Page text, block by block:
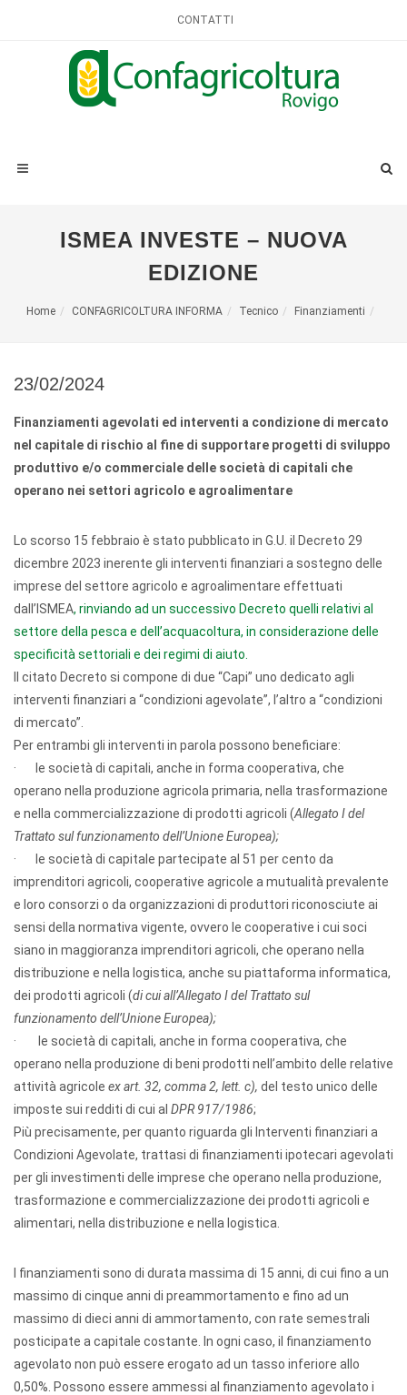
CONTATTI
ISMEA INVESTE – NUOVA
EDIZIONE
Home CONFAGRICOLTURA INFORMA Tecnico Finanziamenti
23/02/2024
Finanziamenti agevolati ed interventi a condizione di mercato
nel capitale di rischio al fine di supportare progetti di sviluppo
produttivo e/o commerciale delle società di capitali che
operano nei settori agricolo e agroalimentare
Lo scorso 15 febbraio è stato pubblicato in G.U. il Decreto 29
dicembre 2023 inerente gli interventi finanziari a sostegno delle
imprese del settore agricolo e agroalimentare effettuati
dall’ISMEA, rinviando ad un successivo Decreto quelli relativi al
settore della pesca e dell’acquacoltura, in considerazione delle
specificità settoriali e dei regimi di aiuto.
Il citato Decreto si compone di due “Capi” uno dedicato agli
interventi finanziari a “condizioni agevolate”, l’altro a “condizioni
di mercato”.
Per entrambi gli interventi in parola possono beneficiare:
· le società di capitali, anche in forma cooperativa, che
operano nella produzione agricola primaria, nella trasformazione
e nella commercializzazione di prodotti agricoli (Allegato I del
Trattato sul funzionamento dell’Unione Europea);
· le società di capitale partecipate al 51 per cento da
imprenditori agricoli, cooperative agricole a mutualità prevalente
e loro consorzi o da organizzazioni di produttori riconosciute ai
sensi della normativa vigente, ovvero le cooperative i cui soci
siano in maggioranza imprenditori agricoli, che operano nella
distribuzione e nella logistica, anche su piattaforma informatica,
dei prodotti agricoli (di cui all’Allegato I del Trattato sul
funzionamento dell’Unione Europea);
· le società di capitali, anche in forma cooperativa, che
operano nella produzione di beni prodotti nell’ambito delle relative
attività agricole ex art. 32, comma 2, lett. c), del testo unico delle
imposte sui redditi di cui al DPR 917/1986;
Più precisamente, per quanto riguarda gli Interventi finanziari a
Condizioni Agevolate, trattasi di finanziamenti ipotecari agevolati
per gli investimenti delle imprese che operano nella produzione,
trasformazione e commercializzazione dei prodotti agricoli e
alimentari, nella distribuzione e nella logistica.
I finanziamenti sono di durata massima di 15 anni, di cui fino a un
massimo di cinque anni di preammortamento e fino ad un
massimo di dieci anni di ammortamento, con rate semestrali
posticipate a capitale costante. In ogni caso, il finanziamento
agevolato non può essere erogato ad un tasso inferiore allo
0,50%. Possono essere ammessi al finanziamento agevolato i